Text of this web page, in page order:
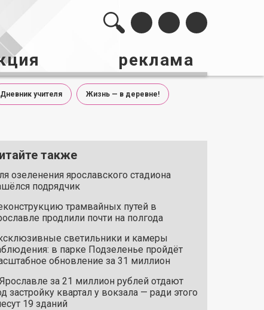
реклама
Дневник учителя Жизнь — в деревне!
также
озеленения ярославского стадиона
подрядчик
трамвайных путей в
продлили почти на полгода
светильники и камеры
в парке Подзеленье пройдёт
обновление за 31 миллион
за 21 миллион рублей отдают
застройку квартал у вокзала — ради этого
19 зданий